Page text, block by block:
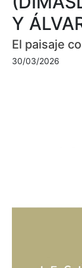
Y
El paisaje
30/03/2026